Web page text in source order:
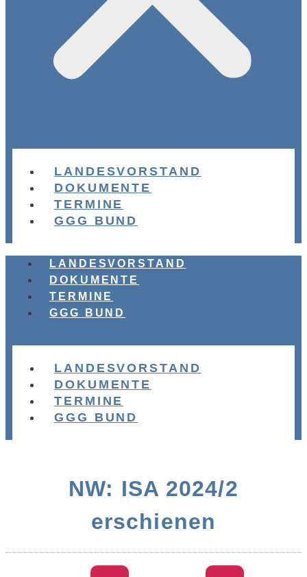
LANDESVORSTAND
DOKUMENTE
TERMINE
GGG BUND
LANDESVORSTAND
DOKUMENTE
TERMINE
GGG BUND
LANDESVORSTAND
DOKUMENTE
TERMINE
GGG BUND
NW: ISA 2024/2
erschienen